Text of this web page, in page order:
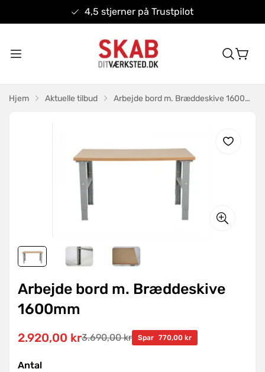
4,5 stjerner på Trustpilot
Hjem Aktuelle tilbud Arbejde bord m. Bræddeskive 1600mm
Arbejde bord m. Bræddeskive
1600mm
Udsalgspris
2.920,00 kr
Normal
pris
3.690,00 kr Spar 770,00 kr
Antal